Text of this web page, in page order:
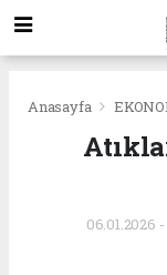
Anasayfa
06.01.2026